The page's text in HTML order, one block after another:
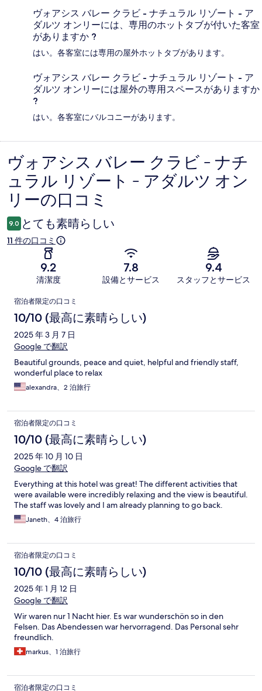
ヴォアシス バレー クラビ - ナチュラル リゾート - ア
ダルツ オンリーには、専用のホットタブが付いた客室
がありますか ?
はい。各客室には専用の屋外ホットタブがあります。
ヴォアシス バレー クラビ - ナチュラル リゾート - ア
ダルツ オンリーには屋外の専用スペースがありますか
?
はい。各客室にバルコニーがあります。
口
コ
ミ
ヴォアシス バレー クラビ - ナチ
ュラル リゾート - アダルツ オン
リーの口コミ
9.0 とても素晴らしい
11 件の口コミ
9.2
清潔度
7.8
設備とサービス
9.4
スタッフとサービス
口
コ
ミ
宿泊者限定の口コミ
10/10 (最高に素晴らしい)
2025 年 3 月 7 日
Google で翻訳
Beautiful grounds, peace and quiet, helpful and friendly staff,
wonderful place to relax
alexandra、2 泊旅行
宿泊者限定の口コミ
10/10 (最高に素晴らしい)
2025 年 10 月 10 日
Google で翻訳
Everything at this hotel was great! The different activities that
were available were incredibly relaxing and the view is beautiful.
The staff was lovely and I am already planning to go back.
Janeth、4 泊旅行
宿泊者限定の口コミ
10/10 (最高に素晴らしい)
2025 年 1 月 12 日
Google で翻訳
Wir waren nur 1 Nacht hier. Es war wunderschön so in den
Felsen. Das Abendessen war hervorragend. Das Personal sehr
freundlich.
markus、1 泊旅行
宿泊者限定の口コミ